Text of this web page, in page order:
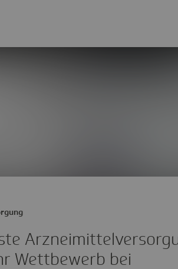
Wettbewerb bei